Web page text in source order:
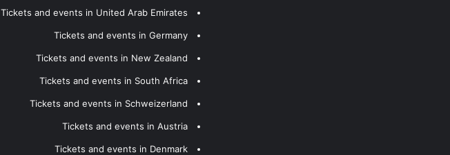
Tickets and events in United Arab Emirates
Tickets and events in Germany
Tickets and events in New Zealand
Tickets and events in South Africa
Tickets and events in Schweizerland
Tickets and events in Austria
Tickets and events in Denmark